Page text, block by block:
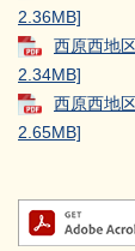
2.36MB]
西原西地
2.34MB]
西原西地
2.65MB]